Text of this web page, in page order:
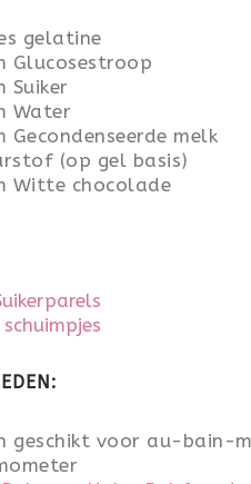
gelatine
Glucosestroop
Suiker
Water
Gecondenseerde melk
(op gel basis)
Witte chocolade
geschikt voor au-bain-